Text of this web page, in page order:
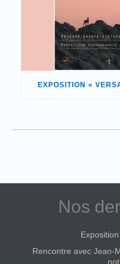
EXPOSITION «
Nos
Rencontre avec Jean-